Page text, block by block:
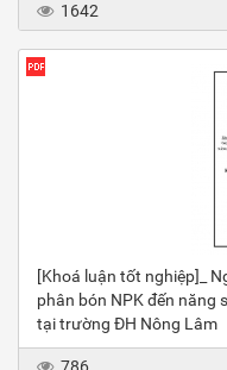
1642
[Khoá luận tốt nghiệp]_
phân bón NPK đến năng
tại trường ĐH Nông Lâm